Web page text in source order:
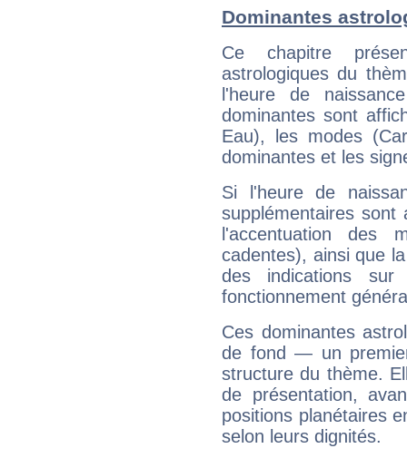
Dominantes
Ce chapitre
astrologiques du
l'heure de
dominantes sont
Eau), les modes
dominantes et les
Si l'heure de
supplémentaires sont
l'accentuation des
cadentes), ainsi que
des indications sur
fonctionnement
Ces dominantes
de fond — un
structure du thème.
de présentation,
positions planétaires
selon leurs dignités.